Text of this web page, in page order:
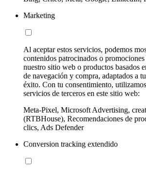
Marketing
Al aceptar estos servicios, podemos
contenidos patrocinados o promociones
nuestro sitio web o productos basados
de navegación y compra, adaptados a
éxito. Con tu consentimiento,
servicios de terceros en este sitio web:
Meta-Pixel, Microsoft Advertising,
(RTBHouse), Recomendaciones de
clics, Ads Defender
Conversion tracking extendido